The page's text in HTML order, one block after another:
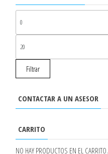
Filtrar
CONTACTAR A UN ASESOR
CARRITO
NO HAY PRODUCTOS EN EL CARRITO.